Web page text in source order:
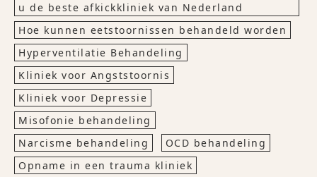
u de beste afkickkliniek van Nederland
Hoe kunnen eetstoornissen behandeld worden
Hyperventilatie Behandeling
Kliniek voor Angststoornis
Kliniek voor Depressie
Misofonie behandeling
Narcisme behandeling
OCD behandeling
Opname in een trauma kliniek